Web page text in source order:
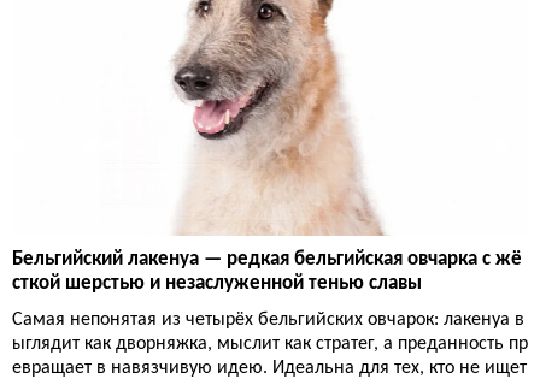
Бельгийский лакенуа — редкая бельгийская овчарка с жё
сткой шерстью и незаслуженной тенью славы
Самая непонятая из четырёх бельгийских овчарок: лакенуа в
ыглядит как дворняжка, мыслит как стратег, а преданность пр
евращает в навязчивую идею. Идеальна для тех, кто не ищет